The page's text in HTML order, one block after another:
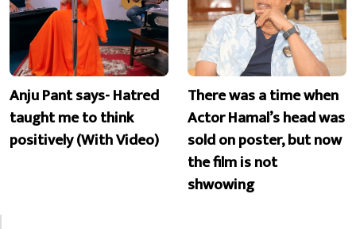
Anju Pant says- Hatred
taught me to think
positively (With Video)
There was a time when
Actor Hamal’s head was
sold on poster, but now
the film is not
shwowing